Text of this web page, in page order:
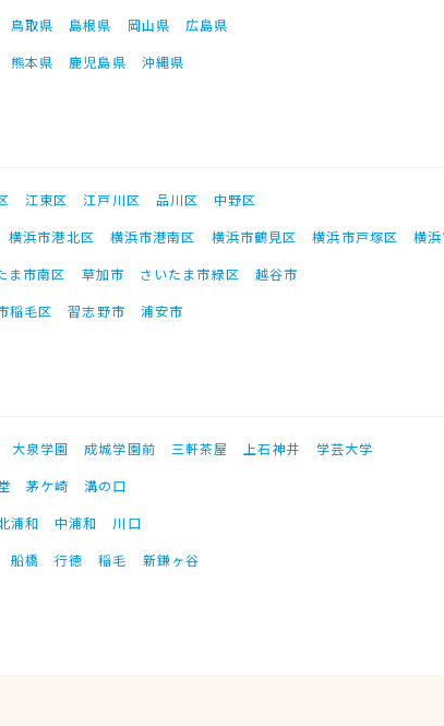
鳥取県 島根県 岡山県
広島県
熊本県 鹿児島県 沖縄県
江東区 江戸川区 品川区
中野区
横浜市港北区 横浜市港南区 横浜市鶴見区 横浜市戸塚区
横
ま市南区 草加市 さいたま市緑区
越谷市
稲毛区 習志野市 浦安市
大泉学園 成城学園前 三軒茶屋 上石神井
学芸大学
茅ケ崎
溝の口
浦和 中浦和
川口
船橋 行徳 稲毛 新鎌ヶ谷